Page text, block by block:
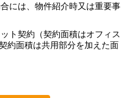
には、物件紹介時又は重要事
ト契約（契約面積はオフィス
約面積は共用部分を加えた面